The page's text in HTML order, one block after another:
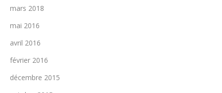
mars 2018
mai 2016
avril 2016
février 2016
décembre 2015